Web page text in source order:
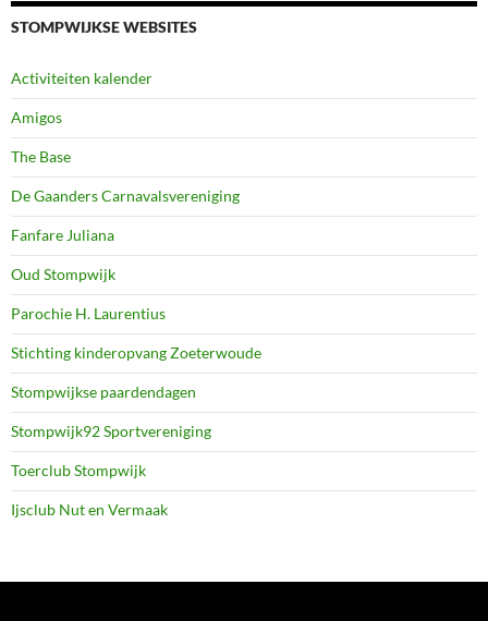
STOMPWIJKSE WEBSITES
Activiteiten kalender
Amigos
The Base
De Gaanders Carnavalsvereniging
Fanfare Juliana
Oud Stompwijk
Parochie H. Laurentius
Stichting kinderopvang Zoeterwoude
Stompwijkse paardendagen
Stompwijk92 Sportvereniging
Toerclub Stompwijk
Ijsclub Nut en Vermaak